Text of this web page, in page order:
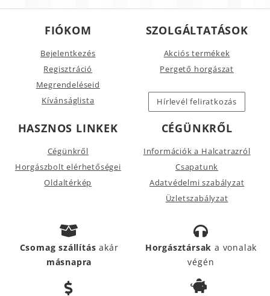
FIÓKOM
Bejelentkezés
Regisztráció
Megrendeléseid
Kívánságlista
SZOLGÁLTATÁSOK
Akciós termékek
Pergető horgászat
Hírlevél feliratkozás
HASZNOS LINKEK
Cégünkről
Horgászbolt elérhetőségei
Oldaltérkép
CÉGÜNKRŐL
Információk a Halcatrazról
Csapatunk
Adatvédelmi szabályzat
Üzletszabályzat
Csomag szállításakár
másnapra
Horgásztársak a vonalak
végén